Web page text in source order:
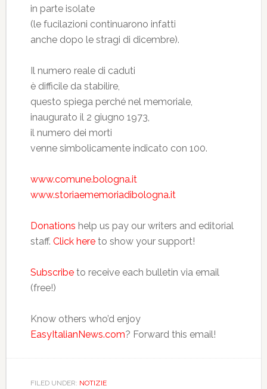
in parte isolate
(le fucilazioni continuarono infatti
anche dopo le stragi di dicembre).
Il numero reale di caduti
è difficile da stabilire,
questo spiega perché nel memoriale,
inaugurato il 2 giugno 1973,
il numero dei morti
venne simbolicamente indicato con 100.
www.comune.bologna.it
www.storiaememoriadibologna.it
Donations help us pay our writers and editorial
staff. Click hereto show your support!
Subscribeto receive each bulletin via email
(free!)
Know others who’d enjoy
EasyItalianNews.com? Forward this email!
FILED UNDER: NOTIZIE